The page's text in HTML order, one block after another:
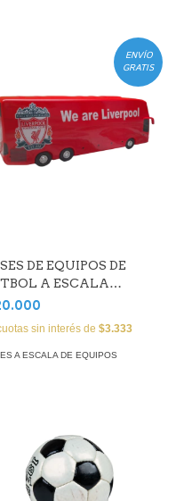
ENVÍO
GRATIS
DE EQUIPOS DE
A ESCALA
sin interés de $3.333
A ESCALA DE EQUIPOS